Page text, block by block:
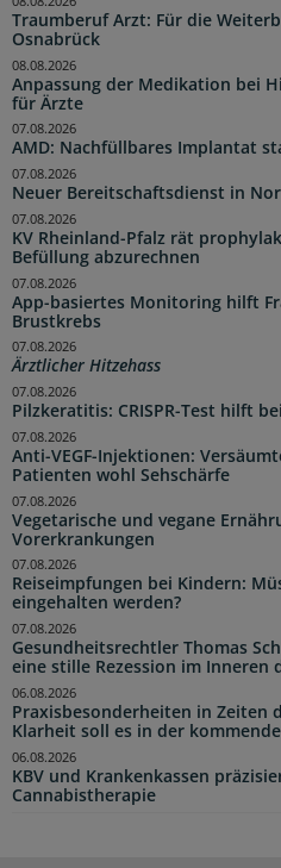
Traumberuf Arzt: Für die
Osnabrück
Anpassung der Medikation bei
für Ärzte
08.08.2026
AMD: Nachfüllbares Implantat
07.08.2026
Neuer Bereitschaftsdienst in
07.08.2026
KV Rheinland-Pfalz rät
Befüllung abzurechnen
07.08.2026
App-basiertes Monitoring hilft
Brustkrebs
07.08.2026
Ärztlicher Hitzehass
07.08.2026
Pilzkeratitis: CRISPR-Test hilft
07.08.2026
Anti-VEGF-Injektionen:
Patienten wohl Sehschärfe
07.08.2026
Vegetarische und vegane
Vorerkrankungen
07.08.2026
Reiseimpfungen bei Kindern:
eingehalten werden?
07.08.2026
Gesundheitsrechtler Thomas
eine stille Rezession im Inneren
07.08.2026
Praxisbesonderheiten in Zeiten
Klarheit soll es in der
06.08.2026
KBV und Krankenkassen
Cannabistherapie
06.08.2026